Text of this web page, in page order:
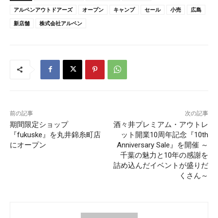
アルペンアウトドアーズ オープン キャンプ セール 小売
広島
新店舗
株式会社アルペン
前の記事
期間限定ショップ
『fukuske』を丸井錦糸町店
にオープン
次の記事
酒々井プレミアム・アウトレ
ット開業10周年記念『10th
Anniversary Sale』を開催 ～
千葉の魅力と10年の感謝を
詰め込んだイベントが盛りだ
くさん～